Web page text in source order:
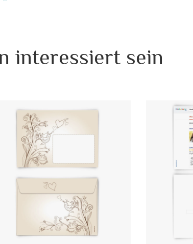
diese zusammen versendet. Somit werden wir erst
Ihre Texte + Druckfreigabe haben. Sollten
Papier 80 g / m²
pro Stück:
Standardbrief 0,95 € - für
Deutschen Post innerhalb
4251069626335
interessiert sein